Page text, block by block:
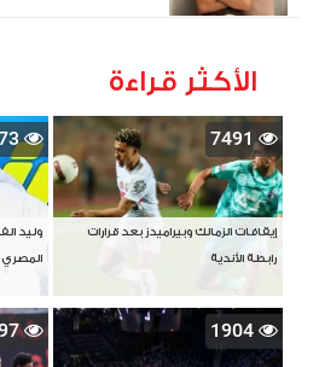
الأكثر قراءة
7491
إيقافات الزمالك وبيراميدز بعد قرارات
رابطة الأندية
وليد
1904